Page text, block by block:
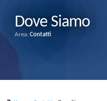
Dove Siamo
Area: Contatti